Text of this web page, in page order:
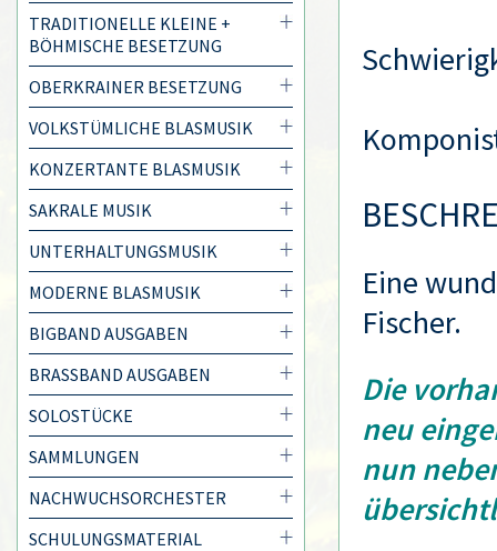
TRADITIONELLE KLEINE +
BÖHMISCHE BESETZUNG
OBERKRAINER BESETZUNG
VOLKSTÜMLICHE BLASMUSIK
KONZERTANTE BLASMUSIK
SAKRALE MUSIK
UNTERHALTUNGSMUSIK
MODERNE BLASMUSIK
BIGBAND AUSGABEN
BRASSBAND AUSGABEN
SOLOSTÜCKE
SAMMLUNGEN
NACHWUCHSORCHESTER
SCHULUNGSMATERIAL
Eine
Fischer.
Die
neu
nun